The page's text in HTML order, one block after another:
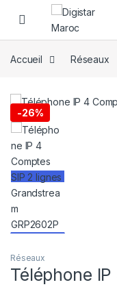
Skip to navigation
Skip to content
Accueil Réseaux
-26%
Réseaux
Téléphone